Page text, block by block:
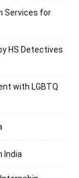
Services for
HS Detectives
with LGBTQ
India